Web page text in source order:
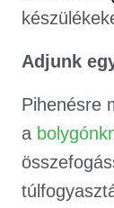
Adjunk
Pihenésre
a